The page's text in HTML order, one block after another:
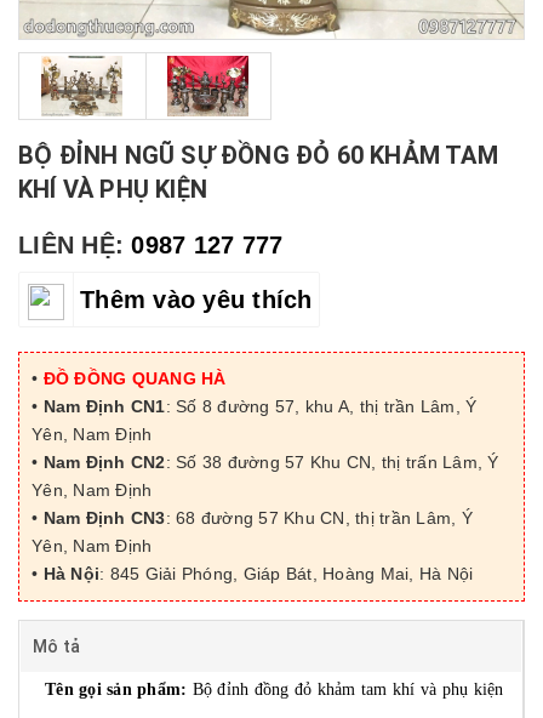
BỘ ĐỈNH NGŨ SỰ ĐỒNG ĐỎ 60 KHẢM TAM
KHÍ VÀ PHỤ KIỆN
LIÊN HỆ:0987 127 777
Thêm vào yêu thích
• ĐỒ ĐỒNG QUANG HÀ
• Nam Định CN1: Số 8 đường 57, khu A, thị trần Lâm, Ý
Yên, Nam Định
• Nam Định CN2: Số 38 đường 57 Khu CN, thị trấn Lâm, Ý
Yên, Nam Định
• Nam Định CN3: 68 đường 57 Khu CN, thị trần Lâm, Ý
Yên, Nam Định
• Hà Nội: 845 Giải Phóng, Giáp Bát, Hoàng Mai, Hà Nội
Mô tả
Tên gọi sản phẩm: Bộ đỉnh đồng đỏ khảm tam khí và phụ kiện